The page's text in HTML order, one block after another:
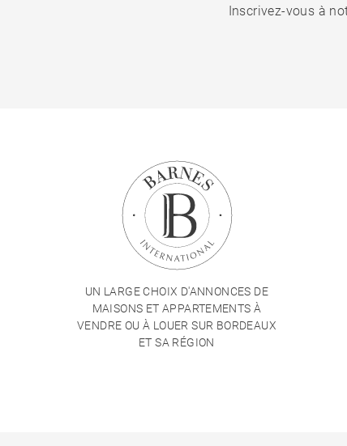
Inscrivez-vous à
UN LARGE CHOIX D'ANNONCES DE
MAISONS ET APPARTEMENTS À
VENDRE OU À LOUER SUR BORDEAUX
ET SA RÉGION